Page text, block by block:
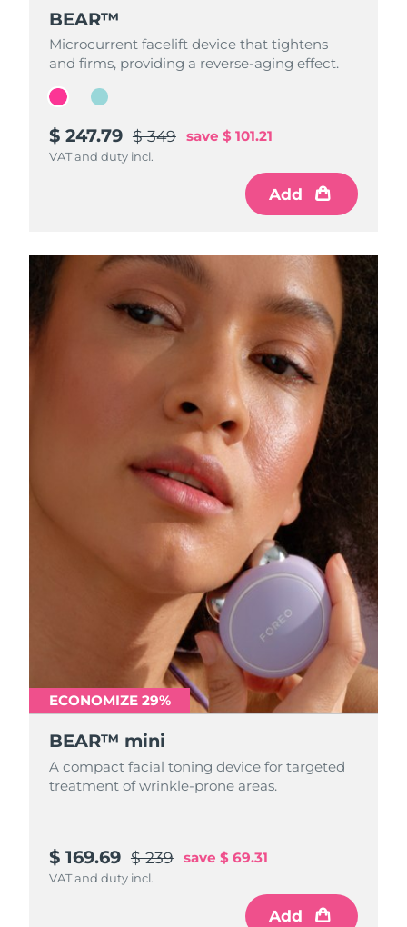
BEAR™
Microcurrent facelift device that tightens
and firms, providing a reverse-aging effect.
$ 247.79 $ 349 save $ 101.21
VAT and duty incl.
Add
BEAR™
Microcurrent facelift device that tightens
and firms, providing a reverse-aging effect.
$ 233.59 $ 329 save $ 95.41
VAT and duty incl.
Add
ECONOMIZE 29%
BEAR™ mini
A compact facial toning device for targeted
treatment of wrinkle-prone areas.
$ 169.69 $ 239 save $ 69.31
VAT and duty incl.
Add